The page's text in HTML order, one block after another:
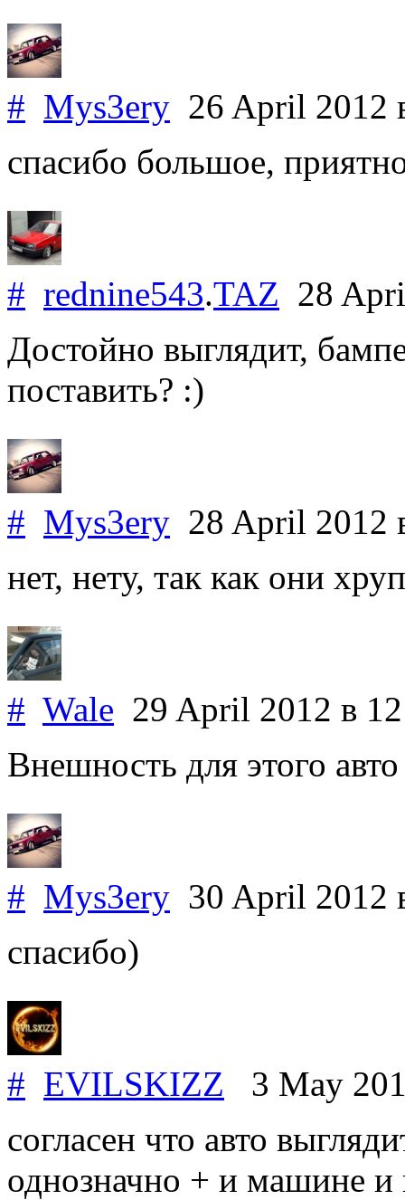
# Mys3ery 26 April 2012
спасибо большое,
# rednine543.TAZ 28
Достойно выглядит,
поставить? :)
# Mys3ery 28 April 2012
нет, нету, так как они
# Wale 29 April 2012 в
Внешность для этого
# Mys3ery 30 April 2012
спасибо)
# EVILSKIZZ 3 May
согласен что авто
однозначно + и машине и